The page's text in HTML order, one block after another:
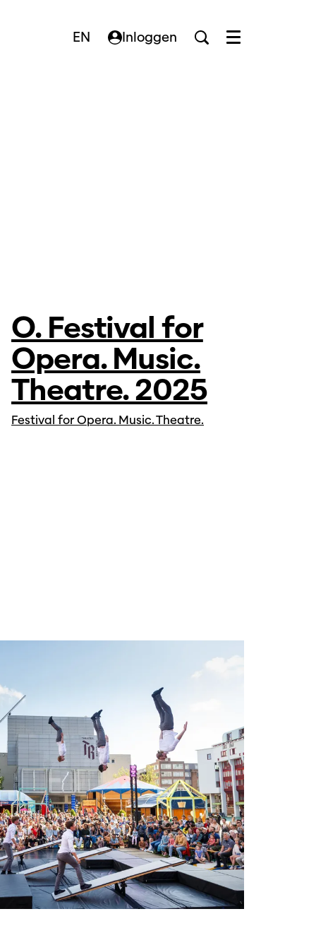
EN Inloggen Menu
O. Festival for
Opera. Music.
Theatre. 2025
Festival for Opera. Music. Theatre.